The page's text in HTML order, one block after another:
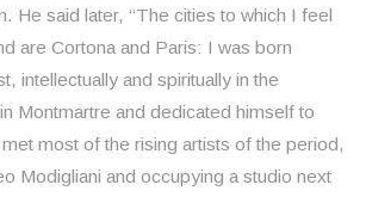
He said later, “The cities to which I feel
are Cortona and Paris: I was born
intellectually and spiritually in the
Montmartre and dedicated himself to
most of the rising artists of the period,
Modigliani and occupying a studio next